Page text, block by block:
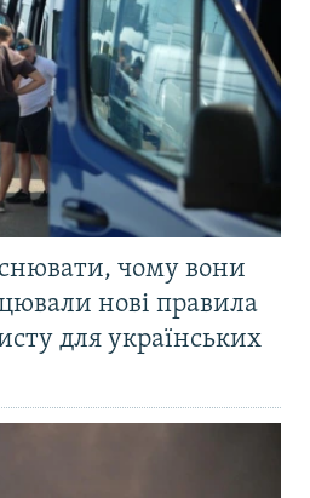
чому вони
нові правила
для українських